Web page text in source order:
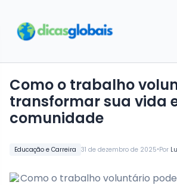
Educação e Carreira 31 de dezembro de 2025•Por
Como o trabalho voluntário pode
transformar sua vida
comunidade